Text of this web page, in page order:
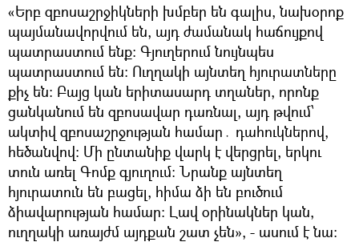
«Երբ զբոսաշրջիկների խմբեր են գալիս, նախօրոք
պայմանավորվում են, այդ ժամանակ հաճույքով
պատրաստում ենք։ Գյուղերում նույնպես
պատրաստում են։ Ուղղակի այնտեղ հյուրատները
քիչ են։ Բայց կան երիտասարդ տղաներ, որոնք
ցանկանում են զբոսավար դառնալ, այդ թվում՝
ակտիվ զբոսաշրջության համար․ դահուկներով,
հեծանվով։ Մի ընտանիք վարկ է վերցրել, երկու
տուն առել Գոմք գյուղում։ Նրանք այնտեղ
հյուրատուն են բացել, հիմա ձի են բուծում
ձիավարության համար։ Լավ օրինակներ կան,
ուղղակի առայժմ այդքան շատ չեն», - ասում է նա։